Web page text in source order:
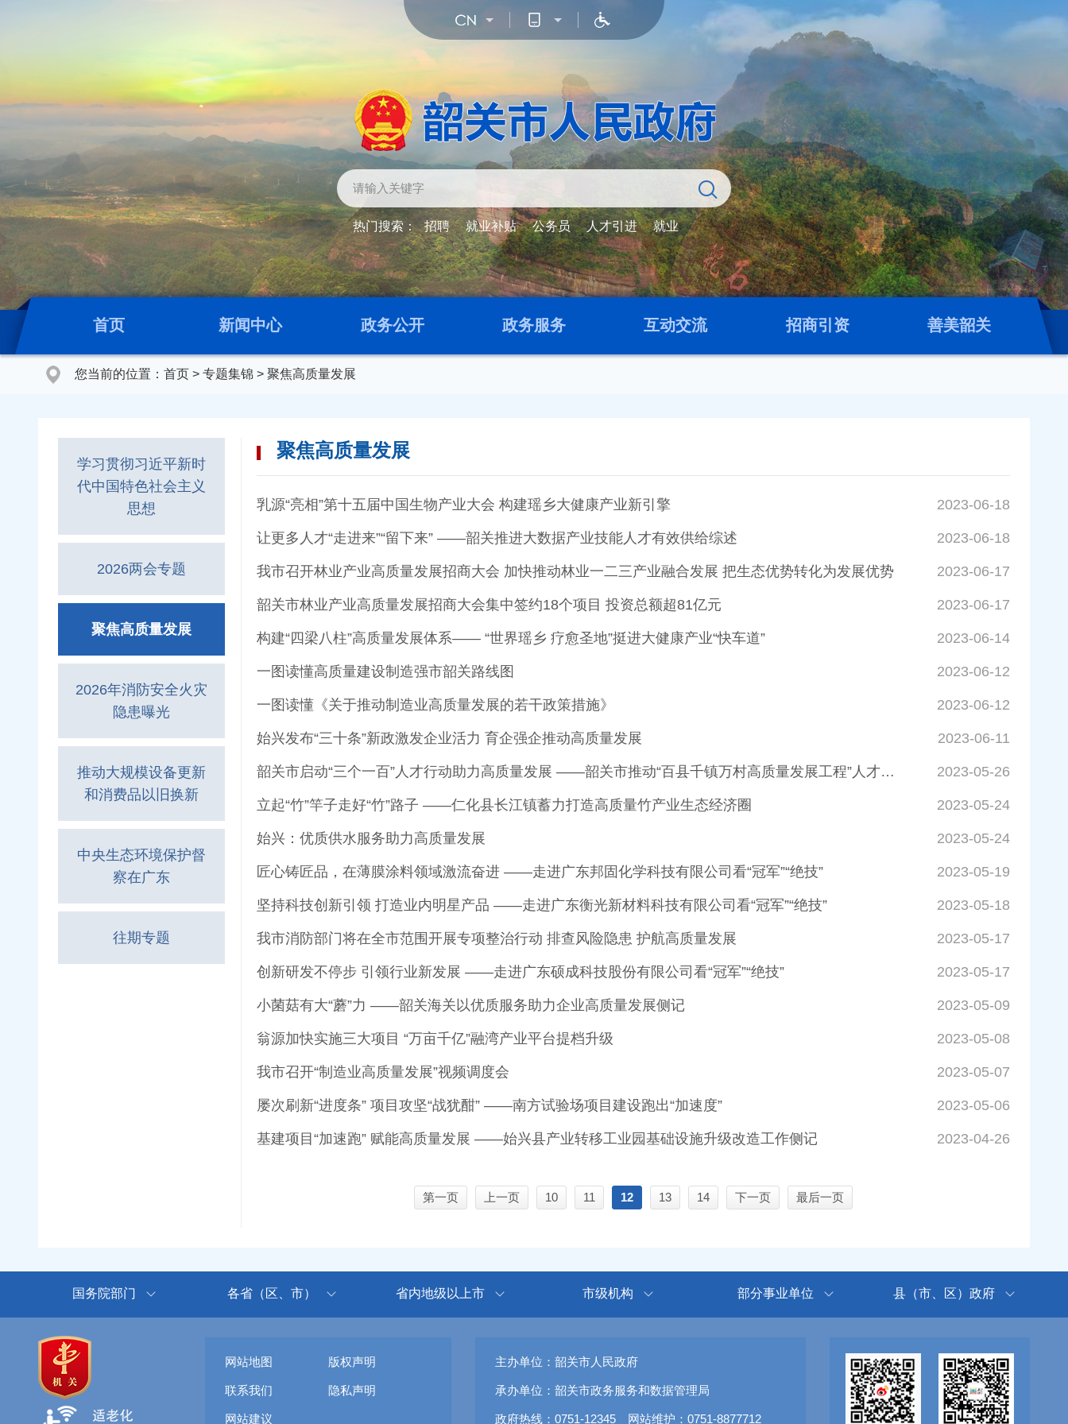
热门搜索： 招聘 就业补贴 公务员 人才引进 就业
首页 新闻中心 政务公开 政务服务 互动交流 招商引资 善美韶关
您当前的位置： 首页 > 专题集锦 > 聚焦高质量发展
学习贯彻习近平新时
代中国特色社会主义
思想
2026两会专题
聚焦高质量发展
2026年消防安全火灾
隐患曝光
推动大规模设备更新
和消费品以旧换新
中央生态环境保护督
察在广东
往期专题
聚焦高质量发展
乳源“亮相”第十五届中国生物产业大会 构建瑶乡大健康产业新引擎 2023-06-18
让更多人才“走进来”“留下来” ——韶关推进大数据产业技能人才有效供给综述 2023-06-18
我市召开林业产业高质量发展招商大会 加快推动林业一二三产业融合发展 把生态优势转化为发展优势 2023-06-17
韶关市林业产业高质量发展招商大会集中签约18个项目 投资总额超81亿元 2023-06-17
构建“四梁八柱”高质量发展体系—— “世界瑶乡 疗愈圣地”挺进大健康产业“快车道” 2023-06-14
一图读懂高质量建设制造强市韶关路线图 2023-06-12
一图读懂《关于推动制造业高质量发展的若干政策措施》 2023-06-12
始兴发布“三十条”新政激发企业活力 育企强企推动高质量发展 2023-06-11
韶关市启动“三个一百”人才行动助力高质量发展 ——韶关市推动“百县千镇万村高质量发展工程”人才入县下乡之重点领域人才支撑发展三条措施解读 2023-05-26
立起“竹”竿子走好“竹”路子 ——仁化县长江镇蓄力打造高质量竹产业生态经济圈 2023-05-24
始兴：优质供水服务助力高质量发展 2023-05-24
匠心铸匠品，在薄膜涂料领域激流奋进 ——走进广东邦固化学科技有限公司看“冠军”“绝技” 2023-05-19
坚持科技创新引领 打造业内明星产品 ——走进广东衡光新材料科技有限公司看“冠军”“绝技” 2023-05-18
我市消防部门将在全市范围开展专项整治行动 排查风险隐患 护航高质量发展 2023-05-17
创新研发不停步 引领行业新发展 ——走进广东硕成科技股份有限公司看“冠军”“绝技” 2023-05-17
小菌菇有大“蘑”力 ——韶关海关以优质服务助力企业高质量发展侧记 2023-05-09
翁源加快实施三大项目 “万亩千亿”融湾产业平台提档升级 2023-05-08
我市召开“制造业高质量发展”视频调度会 2023-05-07
屡次刷新“进度条” 项目攻坚“战犹酣” ——南方试验场项目建设跑出“加速度” 2023-05-06
基建项目“加速跑” 赋能高质量发展 ——始兴县产业转移工业园基础设施升级改造工作侧记 2023-04-26
第一页 上一页 10 11 12 13 14 下一页 最后一页
国务院部门 各省（区、市） 省内地级以上市 市级机构 部分事业单位 县（市、区）政府
网站地图 版权声明
联系我们 隐私声明
网站建议
主办单位：韶关市人民政府
承办单位：韶关市政务服务和数据管理局
政府热线：0751-12345 网站维护：0751-8877712